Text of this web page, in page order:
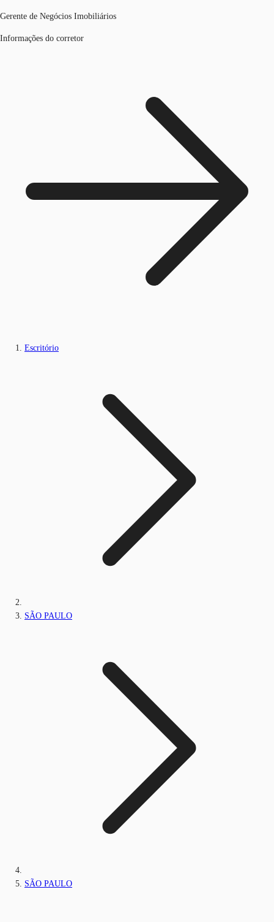
Gerente de Negócios Imobiliários
Informações do corretor
Escritório
SÃO PAULO
SÃO PAULO